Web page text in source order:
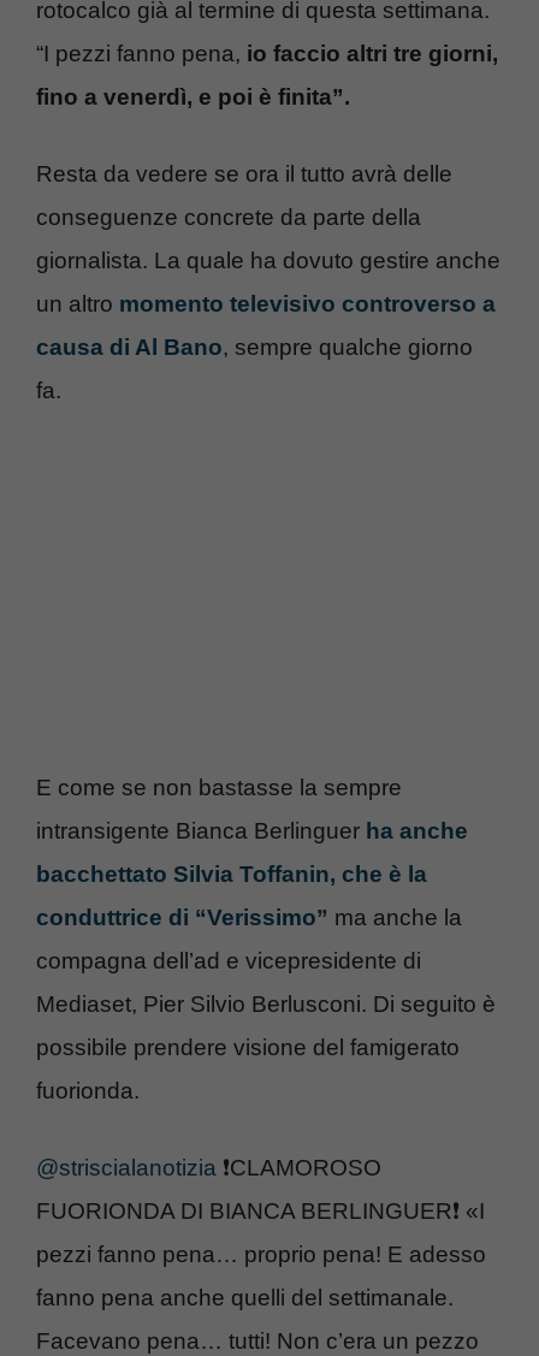
rotocalco già al termine di questa settimana.
“I pezzi fanno pena, io faccio altri tre giorni,
fino a venerdì, e poi è finita”.
Resta da vedere se ora il tutto avrà delle
conseguenze concrete da parte della
giornalista. La quale ha dovuto gestire anche
un altro momento televisivo controverso a
causa di Al Bano, sempre qualche giorno
fa.
E come se non bastasse la sempre
intransigente Bianca Berlinguer ha anche
bacchettato Silvia Toffanin, che è la
conduttrice di “Verissimo” ma anche la
compagna dell’ad e vicepresidente di
Mediaset, Pier Silvio Berlusconi. Di seguito è
possibile prendere visione del famigerato
fuorionda.
@striscialanotizia ❗️CLAMOROSO
FUORIONDA DI BIANCA BERLINGUER❗️ «I
pezzi fanno pena… proprio pena! E adesso
fanno pena anche quelli del settimanale.
Facevano pena… tutti! Non c’era un pezzo